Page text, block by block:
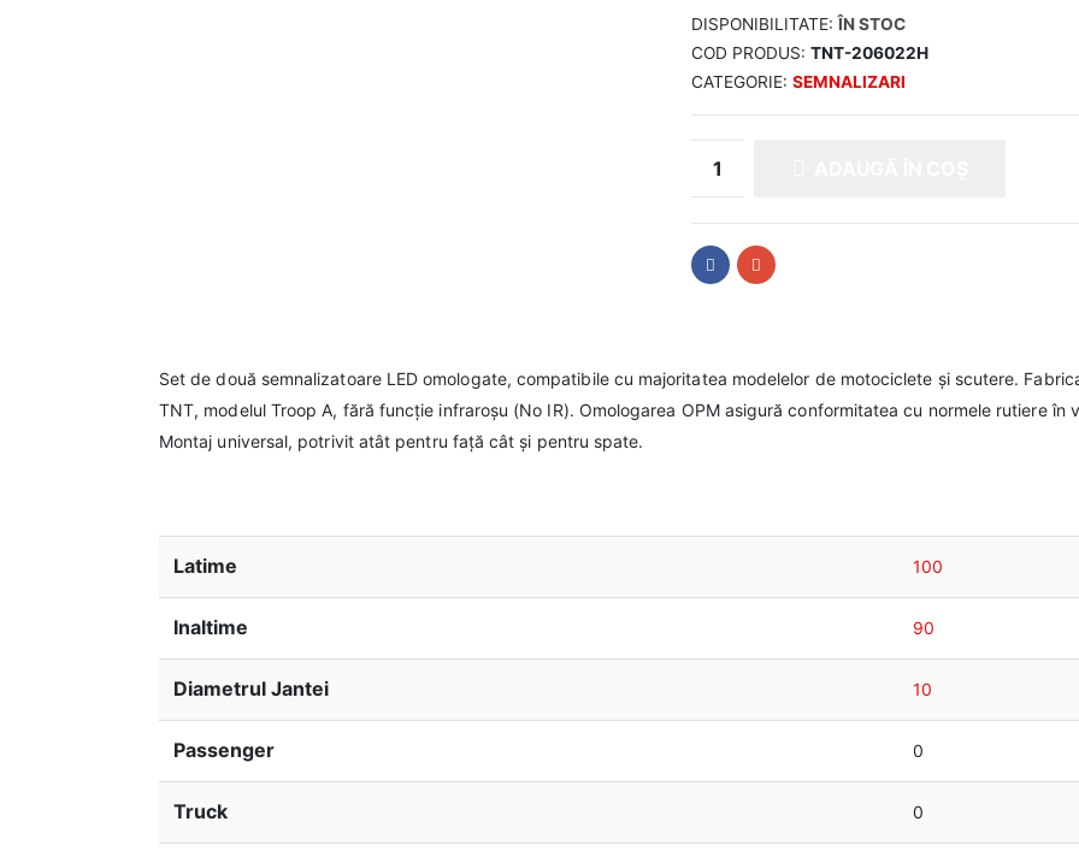
DISPONIBILITATE: ÎN STOC
COD PRODUS: TNT-206022H
CATEGORIE: SEMNALIZARI
Set de două semnalizatoare LED omologate, compatibile cu majoritatea modelelor de motociclete și scutere.
TNT, modelul Troop A, fără funcție infraroșu (No IR). Omologarea OPM asigură conformitatea cu normele rutiere în
Montaj universal, potrivit atât pentru față cât și pentru spate.
Latime 100
Inaltime 90
Diametrul Jantei 10
Passenger 0
Truck 0